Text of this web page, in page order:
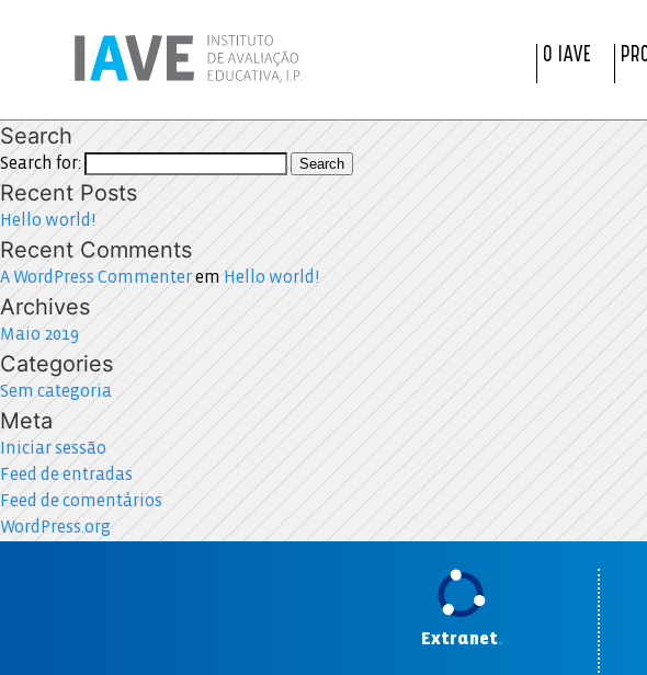
O IAVE
Search
Search for: Search
Recent Posts
Hello world!
Recent Comments
A WordPress Commenterem Hello world!
Archives
Maio 2019
Categories
Sem categoria
Meta
Iniciar sessão
Feed de entradas
Feed de comentários
WordPress.org
Extranet.